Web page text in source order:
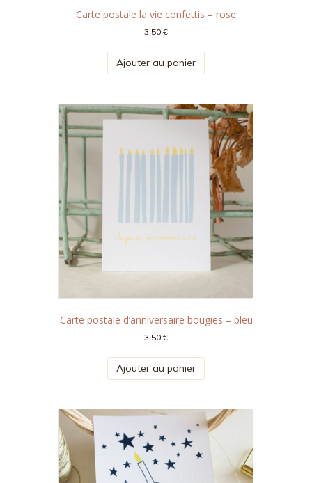
Carte postale la vie confettis – rose
3,50€
Ajouter au panier
Carte postale d’anniversaire bougies – bleu
3,50€
Ajouter au panier